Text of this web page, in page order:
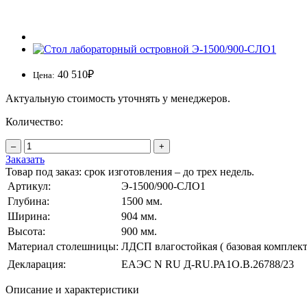
Цена: 40 510₽
Актуальную стоимость уточнять у менеджеров.
Количество:
– +
Заказать
Товар под заказ: срок изготовления – до трех недель.
Артикул:
Э-1500/900-СЛО1
Глубина:
1500 мм.
Ширина:
904 мм.
Высота:
900 мм.
Материал столешницы: ЛДСП влагостойкая ( базовая
Декларация:
ЕАЭС N RU Д-RU.РА1O.В.26788/23
Описание и характеристики